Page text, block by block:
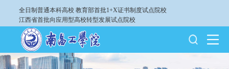
全日制普通本科高校 教育部首批1+X证书制度试点院校
江西省首批向应用型高校转型发展试点院校